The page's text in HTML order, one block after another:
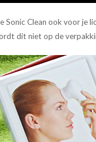
Sonic Clean ook voor je
dit niet op de